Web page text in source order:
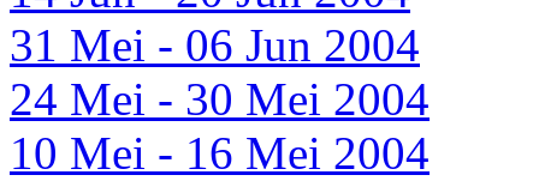
31 Mei - 06 Jun 2004
24 Mei - 30 Mei 2004
10 Mei - 16 Mei 2004